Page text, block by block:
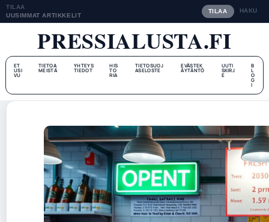
TILAA
UUSIMMAT ARTIKKELIT
TILAA HAKU
PRESSIALUSTA.FI
ET
USI
VU
TIETOA
MEISTÄ
YHTEYS
TIEDOT
HIS
TO
RIA
TIETOSUOJ
ASELOSTE
EVÄSTEK
ÄYTÄNTÖ
UUTI
SKIRJ
E
B
L
O
G
I